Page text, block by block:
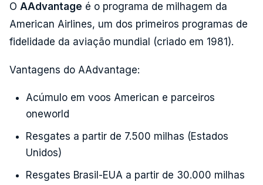
O AAdvantage é o programa de milhagem da
American Airlines, um dos primeiros programas de
fidelidade da aviação mundial (criado em 1981).
Vantagens do AAdvantage:
Acúmulo em voos American e parceiros
oneworld
Resgates a partir de 7.500 milhas (Estados
Unidos)
Resgates Brasil-EUA a partir de 30.000 milhas